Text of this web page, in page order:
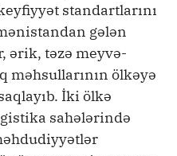
standartlarını
gələn
ərik, təzə meyvə-
məhsullarının ölkəyə
İki ölkə
sahələrində